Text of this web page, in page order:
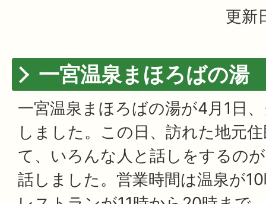
更新
一宮温泉まほろばの湯
一宮温泉まほろばの湯が4月1日
しました。この日、訪れた地元
て、いろんな人と話しをするの
話しました。営業時間は温泉が